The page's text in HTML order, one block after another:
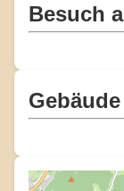
Besuch